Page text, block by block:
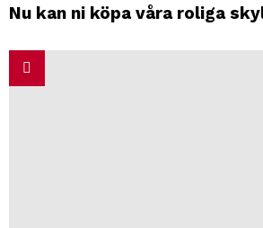
Nu kan ni köpa våra roliga